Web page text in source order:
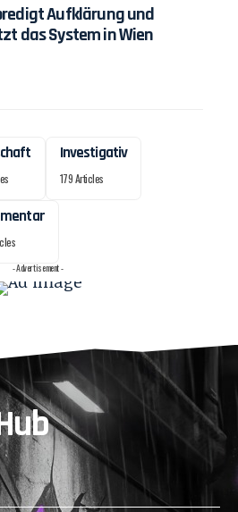
Aufklärung und
das System in Wien
Investigativ
179 Articles
- Advertisement -